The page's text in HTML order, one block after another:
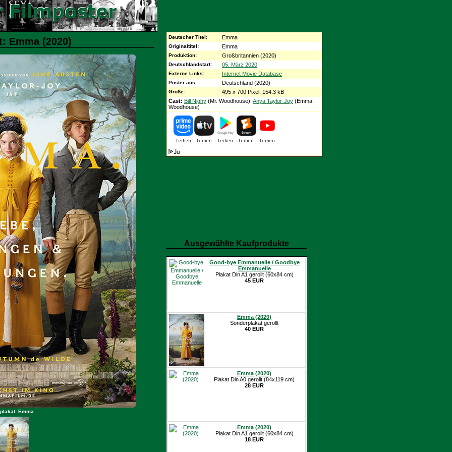
Emma (2020)
Emma
Deutscher Titel: Emma
Originaltitel: Emma
Produktion: Großbritannien (2020)
Deutschlandstart: 05. März 2020
Externe Links: Internet Movie Database
Poster aus: Deutschland (2020)
Größe:
495 x 700 Pixel, 154.3 kB
Cast: Bill Nighy (Mr. Woodhouse), Anya Taylor-Joy (Emma
Woodhouse)
Ausgewählte Kaufprodukte
Good-bye Emmanuelle / Goodbye
Emmanuelle
Plakat Din A1 gerollt (60x84 cm)
45 EUR
Emma (2020)
Sonderplakat gerollt
40 EUR
Emma (2020)
Plakat Din A0 gerollt (84x119 cm)
28 EUR
Emma (2020)
Plakat Din A1 gerollt (60x84 cm)
18 EUR